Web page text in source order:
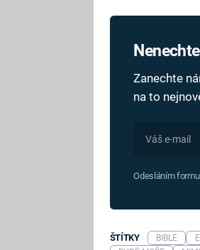
Zanechte
na to
Odesláním
ŠTÍTKY BIBLE